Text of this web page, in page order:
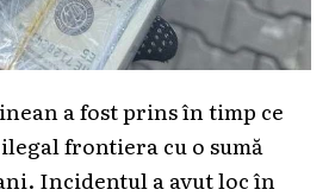
a fost prins în timp ce
frontiera cu o sumă
Incidentul a avut loc în